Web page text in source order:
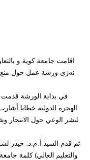
ئەژی ورشة عمل حول منع
في بداية الورشة
الهجرة الدولية خطابا
لنشر الوعي حول الانتحار
ثم قدم السيد أ.م.د. حيدر
والتعليم العالي) کلمة